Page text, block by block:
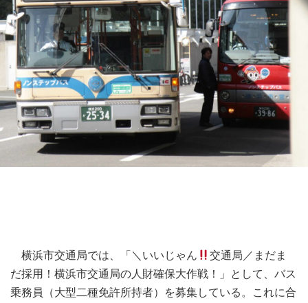
横浜市交通局では、「＼いいじゃん
交通局／まだま
だ採用！横浜市交通局の人財確保大作戦！」として、バス
乗務員（大型二種免許所持者）を募集している。これに合